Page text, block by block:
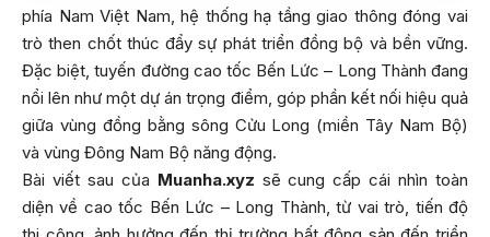
phía Nam Việt Nam, hệ thống hạ tầng giao thông đóng vai
trò then chốt thúc đẩy sự phát triển đồng bộ và bền vững.
Đặc biệt, tuyến đường cao tốc Bến Lức – Long Thành đang
nổi lên như một dự án trọng điểm, góp phần kết nối hiệu quả
giữa vùng đồng bằng sông Cửu Long (miền Tây Nam Bộ)
và vùng Đông Nam Bộ năng động.
Bài viết sau của Muanha.xyz sẽ cung cấp cái nhìn toàn
diện về cao tốc Bến Lức – Long Thành, từ vai trò, tiến độ